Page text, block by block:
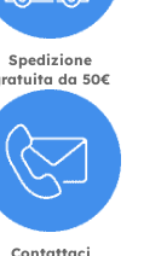
Spedizione
da 50€